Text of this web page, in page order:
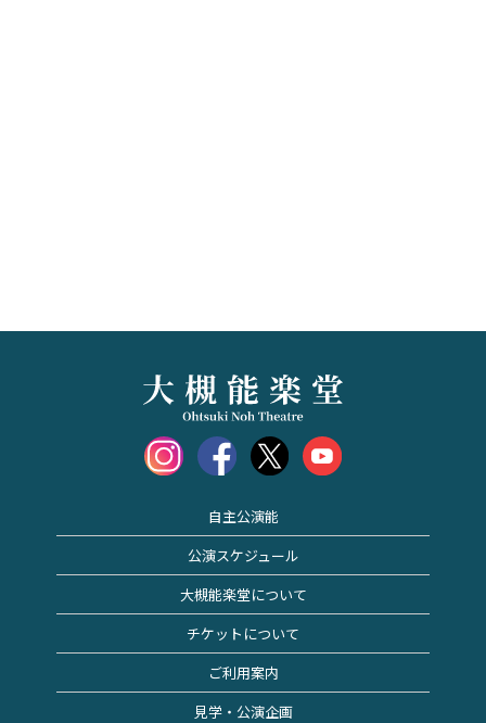
自主公演能
公演スケジュール
大槻能楽堂について
チケットについて
ご利用案内
見学・公演企画